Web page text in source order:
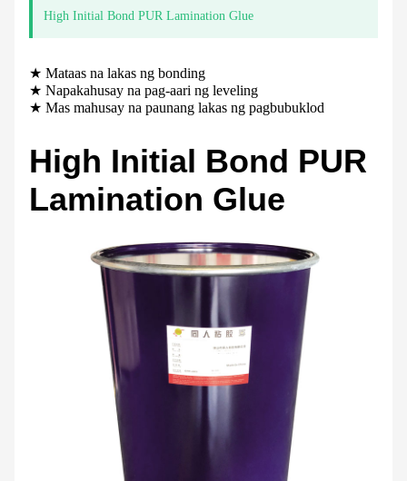
High Initial Bond PUR Lamination Glue
★ Mataas na lakas ng bonding
★ Napakahusay na pag-aari ng leveling
★ Mas mahusay na paunang lakas ng pagbubuklod
High Initial Bond PUR
Lamination Glue